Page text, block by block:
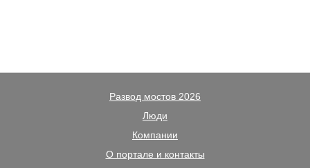
Развод мостов 2026
Люди
Компании
О портале и контакты